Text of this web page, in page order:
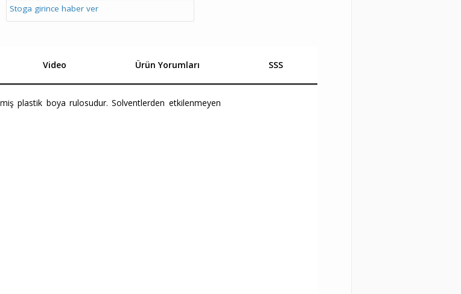
Stoga girince haber ver
Video Ürün Yorumları SSS
plastik boya rulosudur. Solventlerden etkilenmeyen